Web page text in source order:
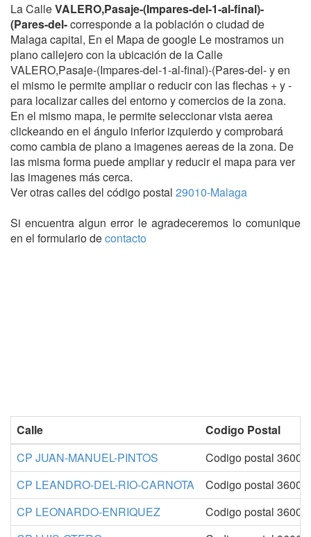
La CalleVALERO,Pasaje-(Impares-del-1-al-final)-
(Pares-del-corresponde a la población o ciudad de
Malaga capital, En el Mapa de google Le mostramos un
plano callejero con la ubicación de la Calle
VALERO,Pasaje-(Impares-del-1-al-final)-(Pares-del- y en
el mismo le permite ampliar o reducir con las flechas + y -
para localizar calles del entorno y comercios de la zona.
En el mismo mapa, le permite seleccionar vista aerea
clickeando en el ángulo inferior izquierdo y comprobará
como cambia de plano a imagenes aereas de la zona. De
las misma forma puede ampliar y reducir el mapa para ver
las imagenes más cerca.
Ver otras calles del código postal 29010-Malaga
Si encuentra algun error le agradeceremos lo comunique
en el formulario decontacto
Calle
Codigo Postal
CP JUAN-MANUEL-PINTOS
Codigo postal
CP LEANDRO-DEL-RIO-CARNOTA
Codigo postal
CP LEONARDO-ENRIQUEZ
Codigo postal